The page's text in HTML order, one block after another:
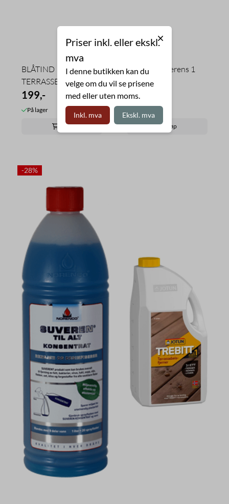
BLÅTIND
TERRASSERENS 4L
199,-
På lager
Kjøp
Unik terrasserens 1
liter
169,-
Kjøp
-28%
Priser inkl. eller ekskl.
mva
I denne butikken kan du
velge om du vil se prisene
med eller uten moms.
Inkl. mva Ekskl. mva